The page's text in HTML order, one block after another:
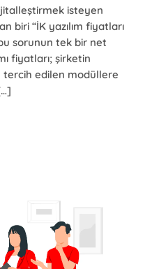
isteyen
biri “İK yazılım fiyatları
sorunun tek bir net
fiyatları; şirketin
tercih edilen modüllere